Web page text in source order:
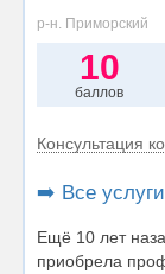
р-н. Приморский
10
баллов
Консультация
➡️ Все
Ещё 10 лет
приобрела